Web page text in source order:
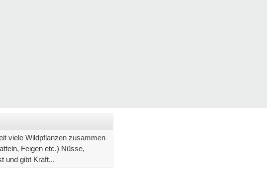
viele Wildpflanzen zusammen
Feigen etc.) Nüsse,
und gibt Kraft...